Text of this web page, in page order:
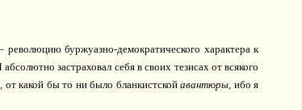
буржуазно-демократического характера к
застраховал себя в своих тезисах от всякого
от какой бы то ни было бланкистскойавантюры, ибо я